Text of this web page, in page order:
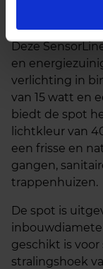
Deze
en
verlichting in
van 15 watt en
biedt de spot
lichtkleur van
een frisse en
gangen,
trappenhuizen.
De spot is
geschikt is
stralingshoek